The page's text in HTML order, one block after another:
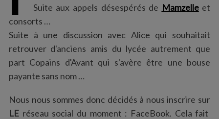
:
Suite aux appels désespérés de Mamzelleet
consorts …
Suite à une discussion avec Alice qui souhaitait
retrouver d'anciens amis du lycée autrement que
part Copains d'Avant qui s'avère être une bouse
payante sans nom …
Nous nous sommes donc décidés à nous inscrire sur
LEréseau social du moment : FaceBook. Cela fait